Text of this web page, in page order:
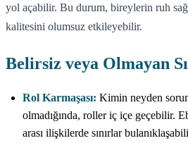
yol açabilir. Bu durum, bireylerin ruh
kalitesini olumsuz etkileyebilir.
Belirsiz veya Olmayan
Rol Karmaşası: Kimin neyden
olmadığında, roller iç içe geçebilir.
arası ilişkilerde sınırlar